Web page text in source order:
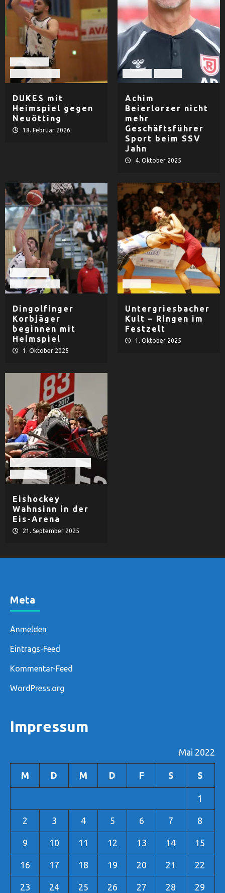
DUKES mit
Heimspiel gegen
Neuötting
18. Februar 2026
Achim
Beierlorzer nicht
mehr
Geschäftsführer
Sport beim SSV
Jahn
4. Oktober 2025
Dingolfinger
Korbjäger
beginnen mit
Heimspiel
1. Oktober 2025
Untergriesbacher
Kult – Ringen im
Festzelt
1. Oktober 2025
Eishockey
Wahnsinn in der
Eis-Arena
21. September 2025
Meta
Anmelden
Eintrags-Feed
Kommentar-Feed
WordPress.org
Impressum
Mai 2022
M D M D F S S
1
2 3 4 5 6 7 8
9 10 11 12 13 14 15
16 17 18 19 20 21 22
23 24 25 26 27 28 29